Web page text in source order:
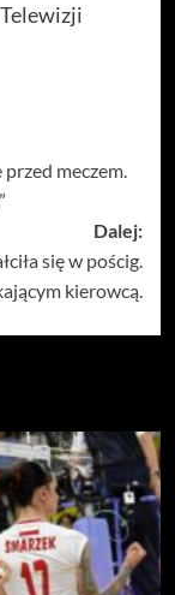
meczem.
Dalej:
się w pościg.
kierowcą.